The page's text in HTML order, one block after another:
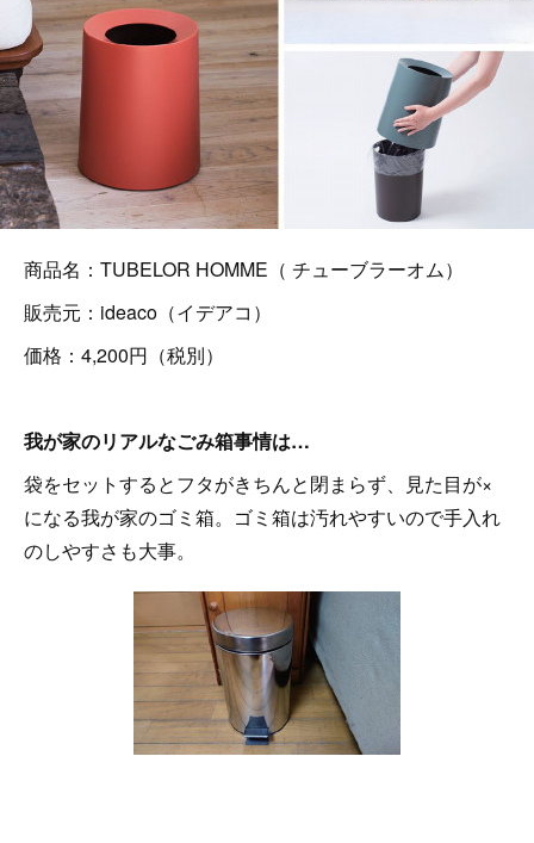
商品名：TUBELOR HOMME（ チューブラーオム）
販売元：ideaco（イデアコ）
価格：4,200円（税別）
我が家のリアルなごみ箱事情は…
袋をセットするとフタがきちんと閉まらず、見た目が×
になる我が家のゴミ箱。ゴミ箱は汚れやすいので手入れ
のしやすさも大事。